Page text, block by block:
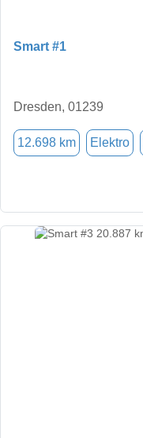
Smart #1
Dresden, 01239
12.698 km Elektro